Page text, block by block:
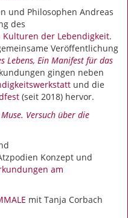
und Philosophen Andreas
des
der Lebendigkeit.
Veröffentlichung
Lebens, Ein Manifest für das
gingen neben
und die
(seit 2018) hervor.
Versuch über die
Konzept und
am
mit Tanja Corbach